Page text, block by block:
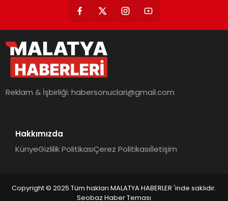
Reklam & İşbirliği:habersonuclari@gmail.com
Hakkımızda
KünyeGizlilik PolitikasıÇerez Politikasıİletişim
Copyright © 2025 Tüm hakları MALATYA HABERLER 'inde saklıdır.
Seobaz Haber Teması